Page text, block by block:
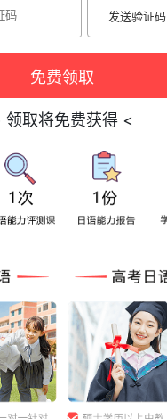
发送验证码
免费领取
领取将免费获得 <